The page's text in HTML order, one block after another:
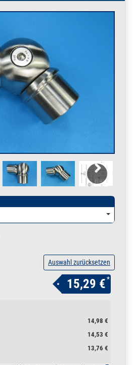
Next
Auswahl zurücksetzen
15,29 €*
14,98 €
14,53 €
13,76 €